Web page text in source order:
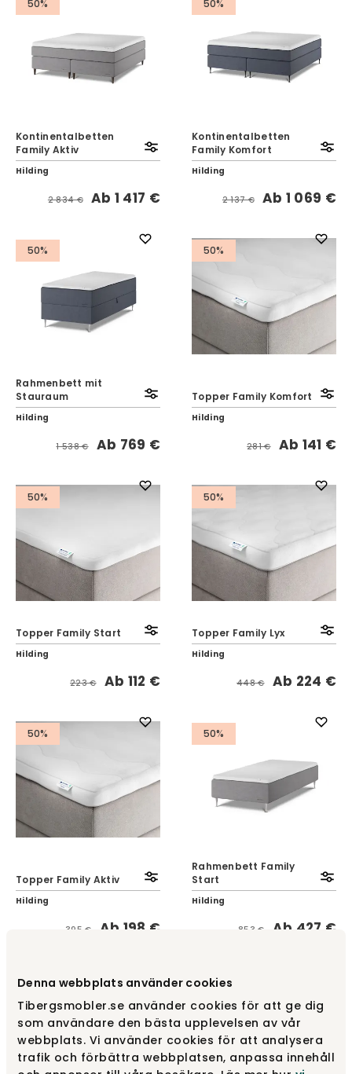
Denna webbplats använder cookies
Tibergsmobler.se använder cookies för att ge dig
som användare den bästa upplevelsen av vår
webbplats. Vi använder cookies för att analysera
trafik och förbättra webbplatsen, anpassa innehåll
50%
Kontinentalbetten
Family Aktiv
Hilding
2 834 € Ab 1 417 €
50%
Kontinentalbetten
Family Komfort
Hilding
2 137 € Ab 1 069 €
50%
Rahmenbett mit
Stauraum
Hilding
1 538 € Ab 769 €
50%
Topper Family Komfort
Hilding
281 € Ab 141 €
50%
Topper Family Start
Hilding
223 € Ab 112 €
50%
Topper Family Lyx
Hilding
448 € Ab 224 €
50%
Topper Family Aktiv
Hilding
395 € Ab 198 €
50%
Rahmenbett Family
Start
Hilding
853 € Ab 427 €
50% 50%